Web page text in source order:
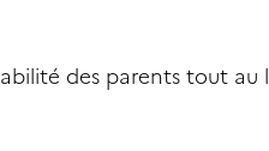
des parents tout